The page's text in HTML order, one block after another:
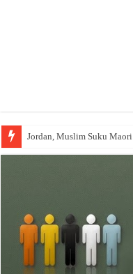
Jordan, Muslim Suku Maori